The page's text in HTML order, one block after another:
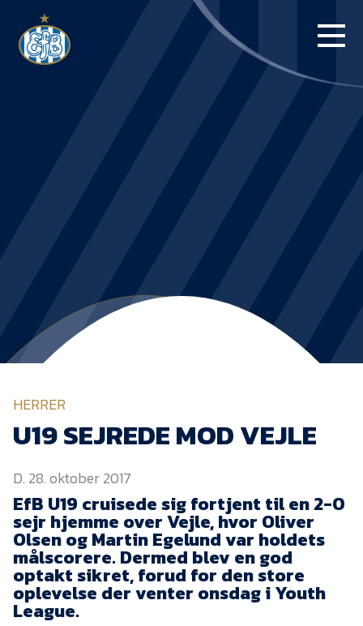
BLUE WATER
NYHEDER
Om Esbjerg fB
EfB Akademi
Sydvestjysk Fodbold
Samarbejde
Partnere
HERRER
U19 SEJREDE MOD VEJLE
D. 28. oktober 2017
EfB U19 cruisede sig fortjent til en 2-0
sejr hjemme over Vejle, hvor Oliver
Olsen og Martin Egelund var holdets
målscorere. Dermed blev en god
optakt sikret, forud for den store
oplevelse der venter onsdag i Youth
League.